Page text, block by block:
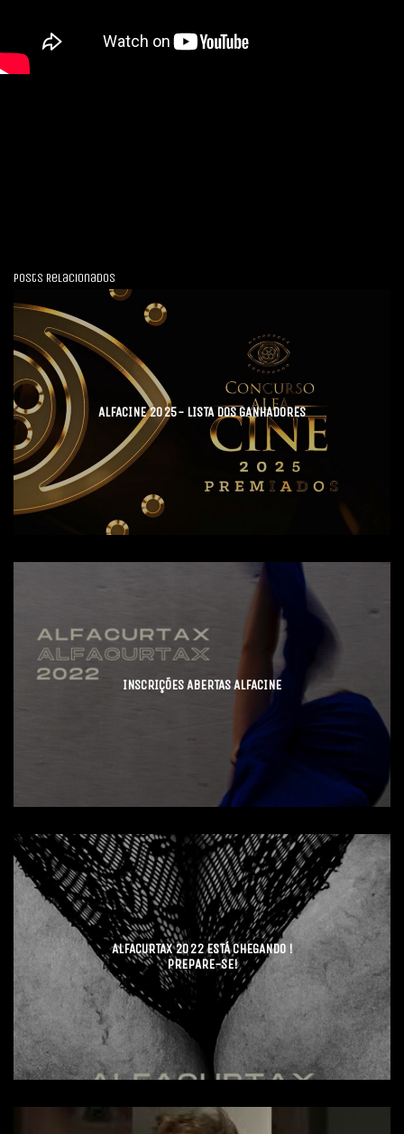
Posts Relacionados
ALFACINE 2025- LISTA DOS GANHADORES
INSCRIÇÕES ABERTAS ALFACINE
ALFACURTAX 2022 ESTÁ CHEGANDO !
PREPARE-SE!